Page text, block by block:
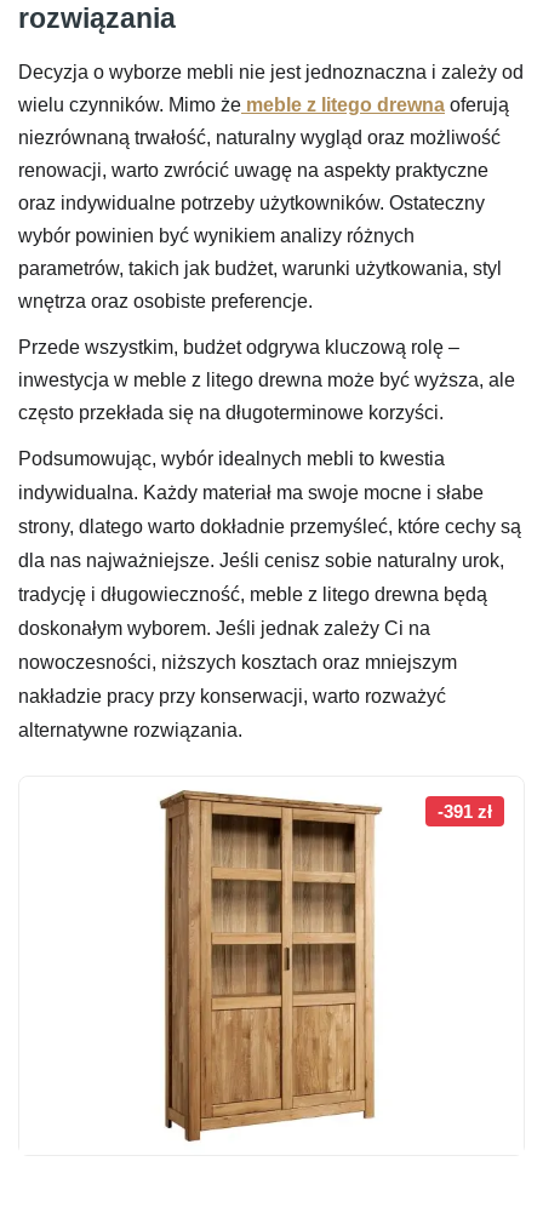
rozwiązania
Decyzja o wyborze mebli nie jest jednoznaczna i zależy od
wielu czynników. Mimo że meble z litego drewna oferują
niezrównaną trwałość, naturalny wygląd oraz możliwość
renowacji, warto zwrócić uwagę na aspekty praktyczne
oraz indywidualne potrzeby użytkowników. Ostateczny
wybór powinien być wynikiem analizy różnych
parametrów, takich jak budżet, warunki użytkowania, styl
wnętrza oraz osobiste preferencje.
Przede wszystkim, budżet odgrywa kluczową rolę –
inwestycja w meble z litego drewna może być wyższa, ale
często przekłada się na długoterminowe korzyści.
Podsumowując, wybór idealnych mebli to kwestia
indywidualna. Każdy materiał ma swoje mocne i słabe
strony, dlatego warto dokładnie przemyśleć, które cechy są
dla nas najważniejsze. Jeśli cenisz sobie naturalny urok,
tradycję i długowieczność, meble z litego drewna będą
doskonałym wyborem. Jeśli jednak zależy Ci na
nowoczesności, niższych kosztach oraz mniejszym
nakładzie pracy przy konserwacji, warto rozważyć
alternatywne rozwiązania.
-391 zł